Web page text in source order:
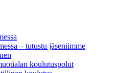
– tutustu jäseniimme
koulutuspolut